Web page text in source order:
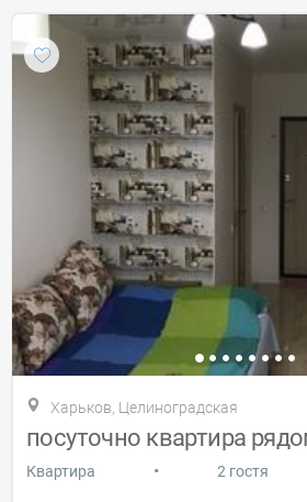
Харьков, Целиноградская
посуточно квартира
Квартира • 2 гостя